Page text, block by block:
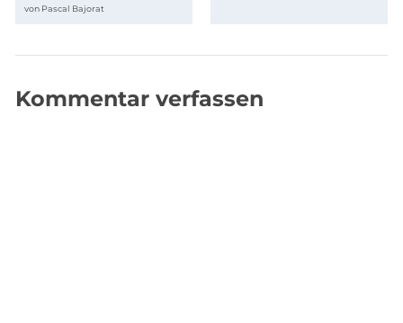
von Pascal Bajorat
Kommentar verfassen